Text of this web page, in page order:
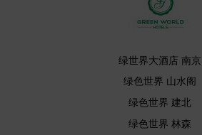
绿世界大酒店 南京
绿色世界 山水阁
绿色世界 建北
绿色世界 林森